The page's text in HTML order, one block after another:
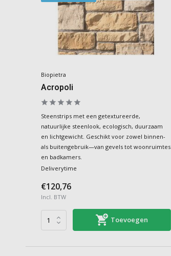
Biopietra
Acropoli
Steenstrips met een getextureerde,
natuurlijke steenlook, ecologisch, duurzaam
en lichtgewicht. Geschikt voor zowel binnen-
als buitengebruik—van gevels tot woonruimtes
en badkamers.
Deliverytime
€120,76
Incl. BTW
Toevoegen